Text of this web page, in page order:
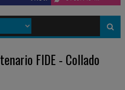
FIDE - Collado